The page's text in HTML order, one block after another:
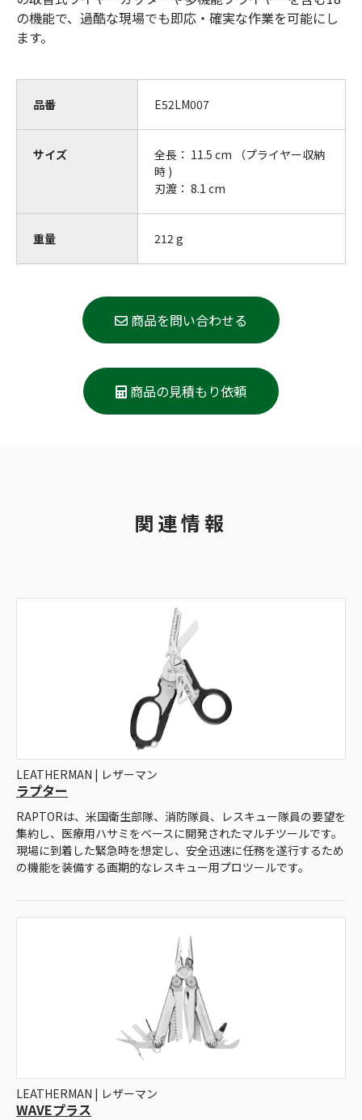
の機能で、過酷な現場でも即応・確実な作業を可能にし
ます。
品番 E52LM007
サイズ
全長： 11.5 cm （プライヤー収納
時 )
刃渡： 8.1 cm
重量 212 g
商品を問い合わせる
商品の見積もり依頼
関連情報
LEATHERMAN | レザーマン
ラプター
RAPTORは、米国衛生部隊、消防隊員、レスキュー隊員の要望を
集約し、医療用ハサミをベースに開発されたマルチツールです。
現場に到着した緊急時を想定し、安全迅速に任務を遂行するため
の機能を装備する画期的なレスキュー用プロツールです。
LEATHERMAN | レザーマン
WAVEプラス